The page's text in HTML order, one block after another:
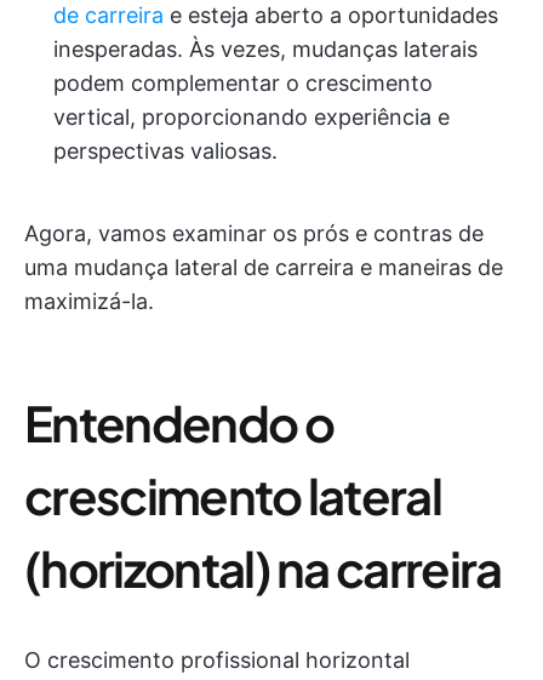
de carreira e esteja aberto a oportunidades
inesperadas. Às vezes, mudanças laterais
podem complementar o crescimento
vertical, proporcionando experiência e
perspectivas valiosas.
Agora, vamos examinar os prós e contras de
uma mudança lateral de carreira e maneiras de
maximizá-la.
Entendendo o
crescimento lateral
(horizontal) na carreira
O crescimento profissional horizontal